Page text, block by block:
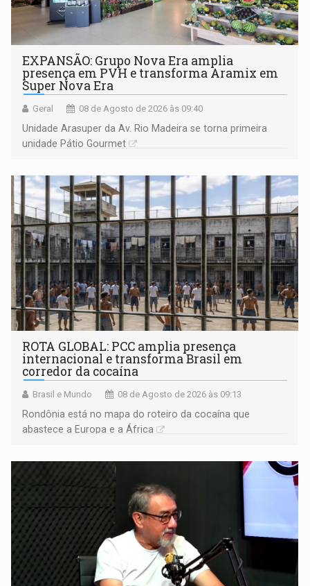
EXPANSÃO: Grupo Nova Era amplia
presença em PVH e transforma Aramix em
Super Nova Era
Geral 08 de Agosto de 2026 às 09:40
Unidade Arasuper da Av. Rio Madeira se torna primeira
unidade Pátio Gourmet
ROTA GLOBAL: PCC amplia presença
internacional e transforma Brasil em
corredor da cocaína
Brasil e Mundo 08 de Agosto de 2026 às 09:13
Rondônia está no mapa do roteiro da cocaína que
abastece a Europa e a África